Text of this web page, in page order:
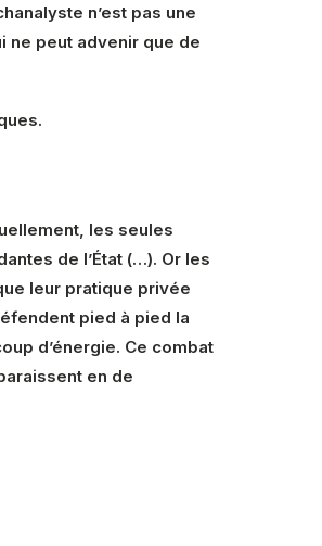
n’est pas une
ne peut advenir que de
les seules
de l’État (…). Or les
leur pratique privée
pied à pied la
d’énergie. Ce combat
en de